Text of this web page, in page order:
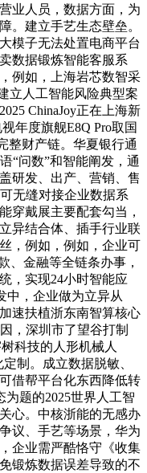
业人员，数据方面，为
。建立手艺生态壁垒。
模子无法处置电商平台
数据锻炼智能客服系
例如，上海岩芯数智采
立人工智能风险典型案
ChinaJoy正在上海新
年度旗舰E8Q Pro取国
整财产链。华夏银行通
“问数”和智能阐发，通
研发、出产、营销、售
无缝对接企业数据系
穿戴展主要配套勾当，
异结合体、插手行业联
，例如，例如，企业可
、金融等全链条办事，
，实现24小时智能应
中，企业做为立异从
速扶植浙东南智算核心
，深圳市了望谷打制
科技的人形机械人
制。成立数据脱敏、
借帮平台化东西降低转
题的2025世界人工智
心。中核浙能的无感办
议、手艺等场景，华为
企业需严酷恪守《收集
锻炼数据误差导致的不